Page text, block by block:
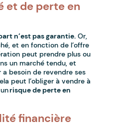
et de perte en
n’est pas garantie. Or,
et en fonction de l’offre
peut prendre plus ou
un marché tendu, et
a besoin de revendre ses
peut l’obliger à vendre à
risque de perte en
financière